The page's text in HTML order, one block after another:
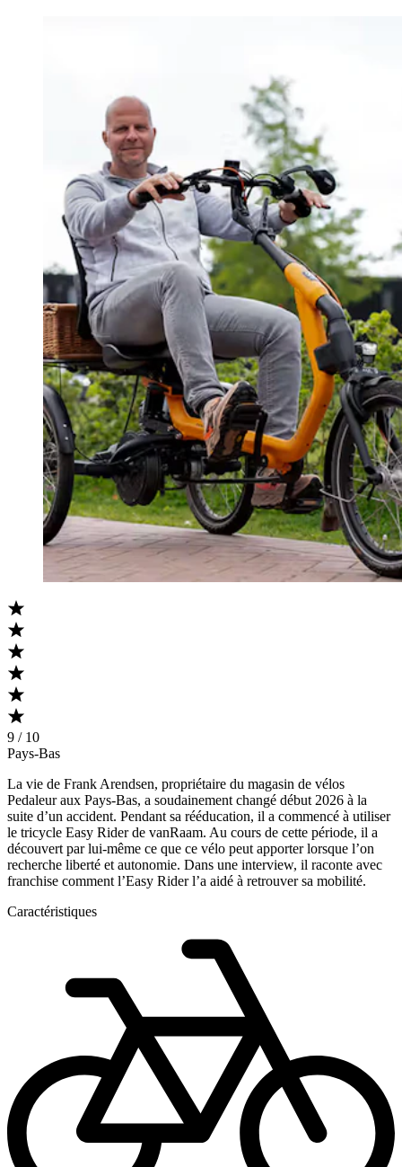
9 / 10
Pays-Bas
La vie de Frank Arendsen, propriétaire du magasin de vélos
Pedaleur aux Pays-Bas, a soudainement changé début 2026 à la
suite d’un accident. Pendant sa rééducation, il a commencé à utiliser
le tricycle Easy Rider de vanRaam. Au cours de cette période, il a
découvert par lui-même ce que ce vélo peut apporter lorsque l’on
recherche liberté et autonomie. Dans une interview, il raconte avec
franchise comment l’Easy Rider l’a aidé à retrouver sa mobilité.
Caractéristiques